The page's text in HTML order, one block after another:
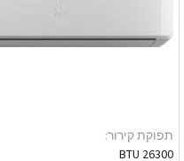
תפוקת קירור:
26300 BTU